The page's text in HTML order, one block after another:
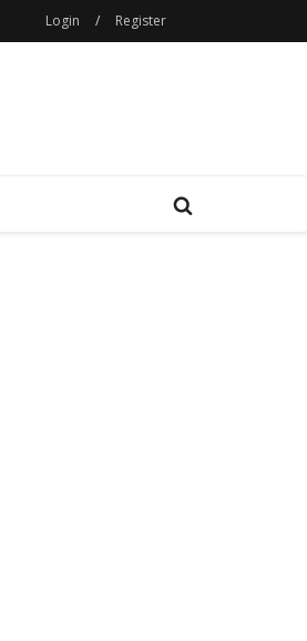
Login / Register